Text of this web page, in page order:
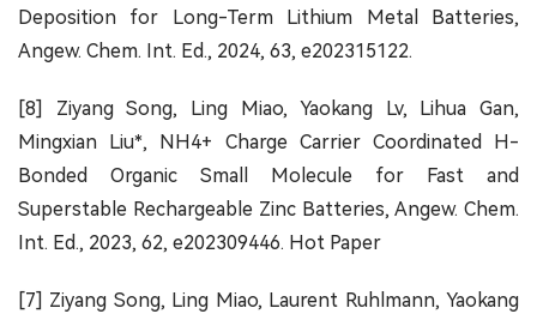
Deposition for Long-Term Lithium Metal Batteries,
Angew. Chem. Int. Ed., 2024, 63, e202315122.
[8] Ziyang Song, Ling Miao, Yaokang Lv, Lihua Gan,
Mingxian Liu*, NH4+ Charge Carrier Coordinated H-
Bonded Organic Small Molecule for Fast and
Superstable Rechargeable Zinc Batteries, Angew. Chem.
Int. Ed., 2023, 62, e202309446. Hot Paper
[7] Ziyang Song, Ling Miao, Laurent Ruhlmann, Yaokang